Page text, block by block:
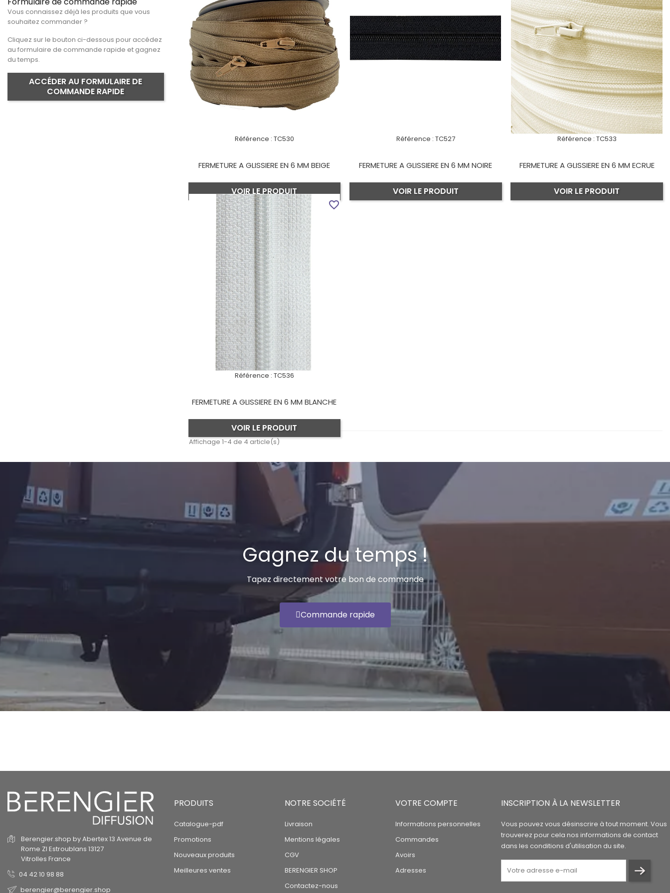
Vous connaissez déjà les produits que vous
souhaitez commander ?
Cliquez sur le bouton ci-dessous pour accédez
au formulaire de commande rapide et gagnez
du temps.
ACCÉDER AU FORMULAIRE DE
COMMANDE RAPIDE
Référence : TC530
FERMETURE A GLISSIERE EN 6 MM BEIGE
VOIR LE PRODUIT
Référence : TC527
FERMETURE A GLISSIERE EN 6 MM NOIRE
VOIR LE PRODUIT
Référence : TC533
FERMETURE A GLISSIERE EN 6 MM ECRUE
VOIR LE PRODUIT
Référence : TC536
FERMETURE A GLISSIERE EN 6 MM BLANCHE
VOIR LE PRODUIT
favorite_border
Affichage 1-4 de 4 article(s)
Gagnez du temps !
Tapez directement votre bon de commande
Commande rapide
Berengier.shop by Abertex13 Avenue de
Rome ZI Estroublans 13127
Vitrolles France
04 42 10 98 88
berengier@berengier.shop
PRODUITS
Catalogue-pdf
Promotions
Nouveaux produits
Meilleures ventes
NOTRE SOCIÉTÉ
Livraison
Mentions légales
CGV
BERENGIER SHOP
Contactez-nous
VOTRE COMPTE
Informations personnelles
Commandes
Avoirs
Adresses
INSCRIPTION À LA NEWSLETTER
Vous pouvez vous désinscrire à tout moment. Vous
trouverez pour cela nos informations de contact
dans les conditions d'utilisation du site.